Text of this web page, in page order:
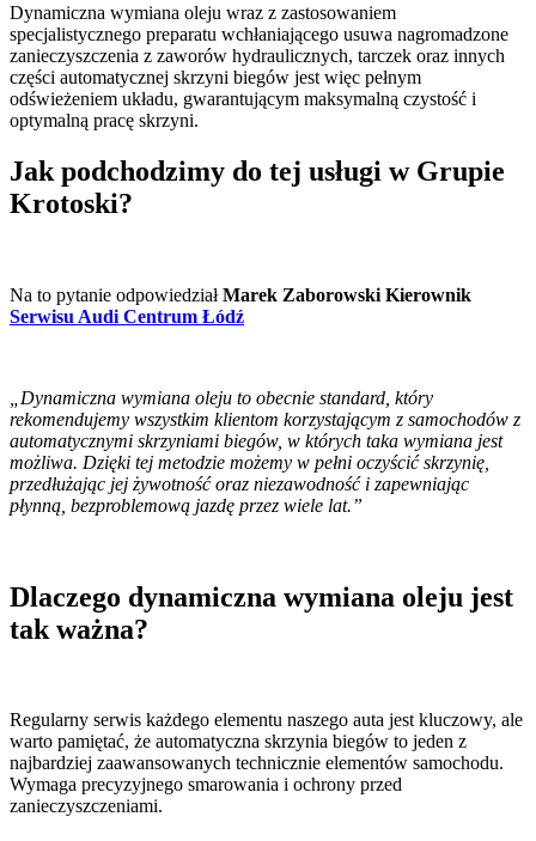
Dynamiczna wymiana oleju wraz z zastosowaniem
specjalistycznego preparatu wchłaniającego usuwa nagromadzone
zanieczyszczenia z zaworów hydraulicznych, tarczek oraz innych
części automatycznej skrzyni biegów jest więc pełnym
odświeżeniem układu, gwarantującym maksymalną czystość i
optymalną pracę skrzyni.
Jak podchodzimy do tej usługi w Grupie
Krotoski?
Na to pytanie odpowiedziałMarek Zaborowski Kierownik
Serwisu Audi Centrum Łódź
„Dynamiczna wymiana oleju to obecnie standard, który
rekomendujemy wszystkim klientom korzystającym z samochodów z
automatycznymi skrzyniami biegów, w których taka wymiana jest
możliwa. Dzięki tej metodzie możemy w pełni oczyścić skrzynię,
przedłużając jej żywotność oraz niezawodność i zapewniając
płynną, bezproblemową jazdę przez wiele lat.”
Dlaczego dynamiczna wymiana oleju jest
tak ważna?
Regularny serwis każdego elementu naszego auta jest kluczowy, ale
warto pamiętać, że automatyczna skrzynia biegów to jeden z
najbardziej zaawansowanych technicznie elementów samochodu.
Wymaga precyzyjnego smarowania i ochrony przed
zanieczyszczeniami.